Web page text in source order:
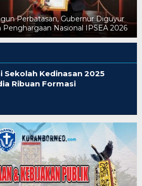
Perbatasan, Gubernur Diguyur
Penghargaan Nasional IPSEA 2026
Sekolah Kedinasan 2025
Ribuan Formasi